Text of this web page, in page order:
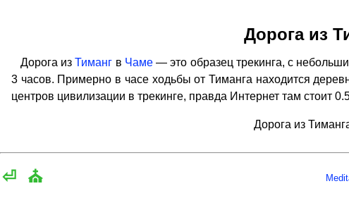
Дорога из
Дорога изТиманг в Чаме— это образец трекинга, с
3 часов. Примерно в часе ходьбы от Тиманга находится
центров цивилизации в трекинге, правда Интернет там стоит
Дорога из
⏎ ⛪